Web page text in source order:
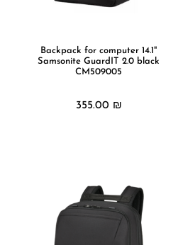
Backpack for computer 14.1"
Samsonite GuardIT 2.0 black
CM509005
355.00 ₪